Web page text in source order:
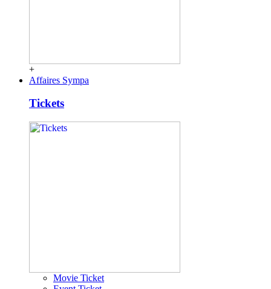
+
Affaires Sympa
Tickets
Movie Ticket